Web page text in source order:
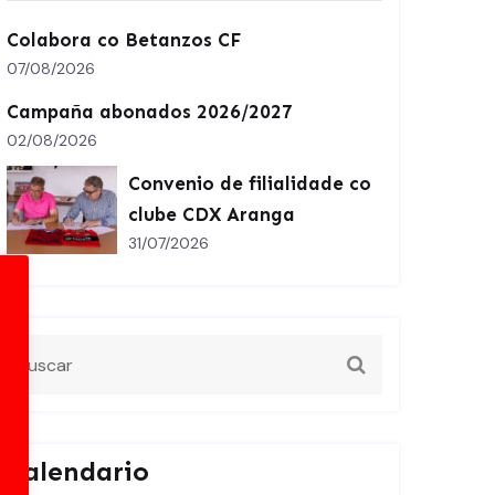
Colabora co Betanzos CF
07/08/2026
Campaña abonados 2026/2027
02/08/2026
Convenio de filialidade co
clube CDX Aranga
31/07/2026
Calendario